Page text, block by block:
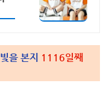
을 본지 1116일째